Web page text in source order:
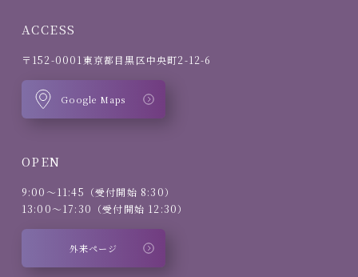
ACCESS
〒152-0001 東京都目黒区中央町2-12-6
Google Maps
OPEN
9:00～11:45（受付開始 8:30）
13:00～17:30（受付開始 12:30）
外来ページ